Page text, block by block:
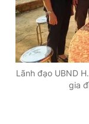
Lãnh đạo UBND
gia